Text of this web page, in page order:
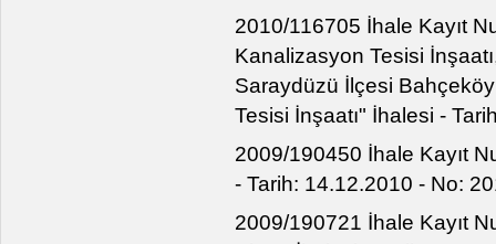
2010/116705 İhale Kayıt
Kanalizasyon Tesisi
Saraydüzü İlçesi
Tesisi İnşaatı" İhalesi -
2009/190450 İhale Kayıt
- Tarih: 14.12.2010 - No:
2009/190721 İhale Kayıt